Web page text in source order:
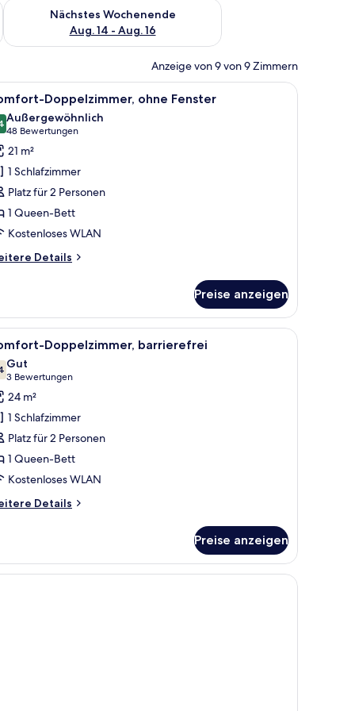
Aug. 7 - Aug. 9.
Nächstes Wochenende
Aug. 14 - Aug. 16
Überprüfe die Verfügbarkeit für nächstes Wochenende, Aug.
Anzeige von 9 von 9 Zimmern
einem Ledersessel, Holzvertäfelung und einem Nachttisch.
Comfort-Doppelzimmer, ohne Fenster |
11 Doppelzimmer, ohne Fenster
von 10
Außergewöhnlich
48 Bewertungen
(48
Bewertungen)
21 m²
1 Schlafzimmer
Platz für 2 Personen
1 Queen-Bett
Kostenloses WLAN
Details
Preise anzeigen
Nachttisch, einer Wandleuchte und einer Bedienkonsole.
Comfort-Doppelzimmer, barrierefrei |
9 Doppelzimmer, barrierefrei
von 10
Gut
3 Bewertungen
(3
Bewertungen)
24 m²
1 Schlafzimmer
Platz für 2 Personen
1 Queen-Bett
Kostenloses WLAN
Details
Preise anzeigen